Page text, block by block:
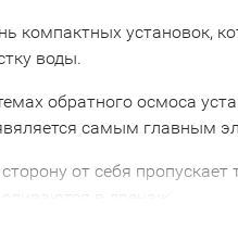
компактных установок,
воды.
обратного осмоса
самым главным
от себя